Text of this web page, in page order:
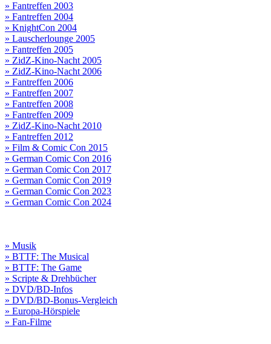
» Fantreffen 2003
» Fantreffen 2004
» KnightCon 2004
» Lauscherlounge 2005
» Fantreffen 2005
» ZidZ-Kino-Nacht 2005
» ZidZ-Kino-Nacht 2006
» Fantreffen 2006
» Fantreffen 2007
» Fantreffen 2008
» Fantreffen 2009
» ZidZ-Kino-Nacht 2010
» Fantreffen 2012
» Film & Comic Con 2015
» German Comic Con 2016
» German Comic Con 2017
» German Comic Con 2019
» German Comic Con 2023
» German Comic Con 2024
» Musik
» BTTF: The Musical
» BTTF: The Game
» Scripte & Drehbücher
» DVD/BD-Infos
» DVD/BD-Bonus-Vergleich
» Europa-Hörspiele
» Fan-Filme